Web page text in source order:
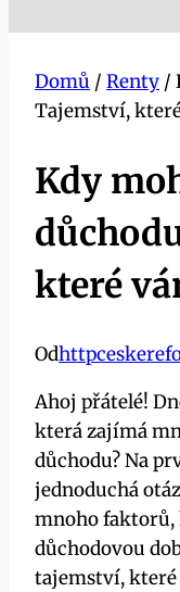
Domů / Renty /
Tajemství,
Kdy
které
Od
Ahoj přátelé!
která zajímá
důchodu? Na
jednoduchá
mnoho
důchodovou
tajemství,